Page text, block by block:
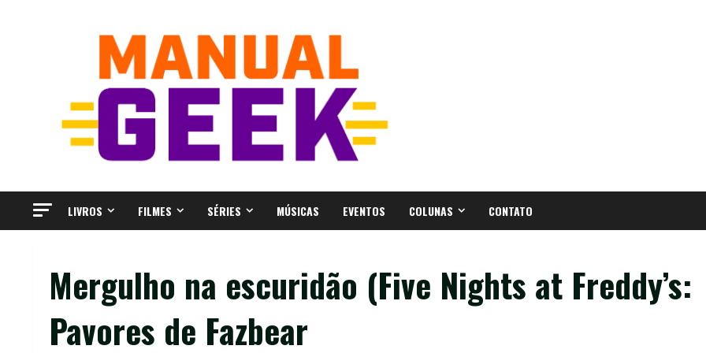
LIVROS FILMES SÉRIES MÚSICAS EVENTOS COLUNAS CONTATO
Mergulho na escuridão (Five Nights at Freddy’s:
Pavores de Fazbear